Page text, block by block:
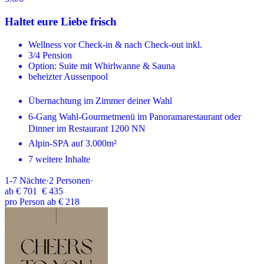
Haltet eure Liebe frisch
Wellness vor Check-in & nach Check-out inkl.
3/4 Pension
Option: Suite mit Whirlwanne & Sauna
beheizter Aussenpool
Übernachtung im Zimmer deiner Wahl
6-Gang Wahl-Gourmetmenü im Panoramarestaurant oder
Dinner im Restaurant 1200 NN
Alpin-SPA auf 3.000m²
7 weitere Inhalte
1-7 Nächte·2 Personen·
ab € 701
€ 435
pro Person ab € 218